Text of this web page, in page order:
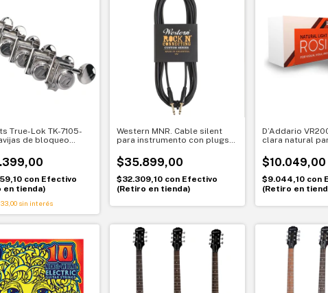
True-Lok TK-7105-
de bloqueo
con postes
con Efectivo
en tienda)
sin interés
Western MNR. Cable silent
para instrumento con plugs
$35.899,00
$32.309,10 con Efectivo
(Retiro en tienda)
D’Addario
clara natural
$10.049,00
$9.044,10 con
(Retiro en